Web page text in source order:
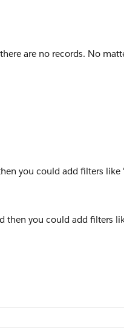
are no records. No
you could add filters like